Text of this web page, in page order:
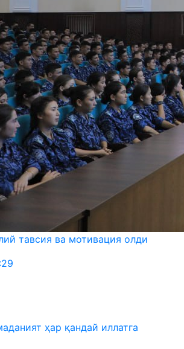
тавсия ва мотивация олди
ҳар қандай иллатга